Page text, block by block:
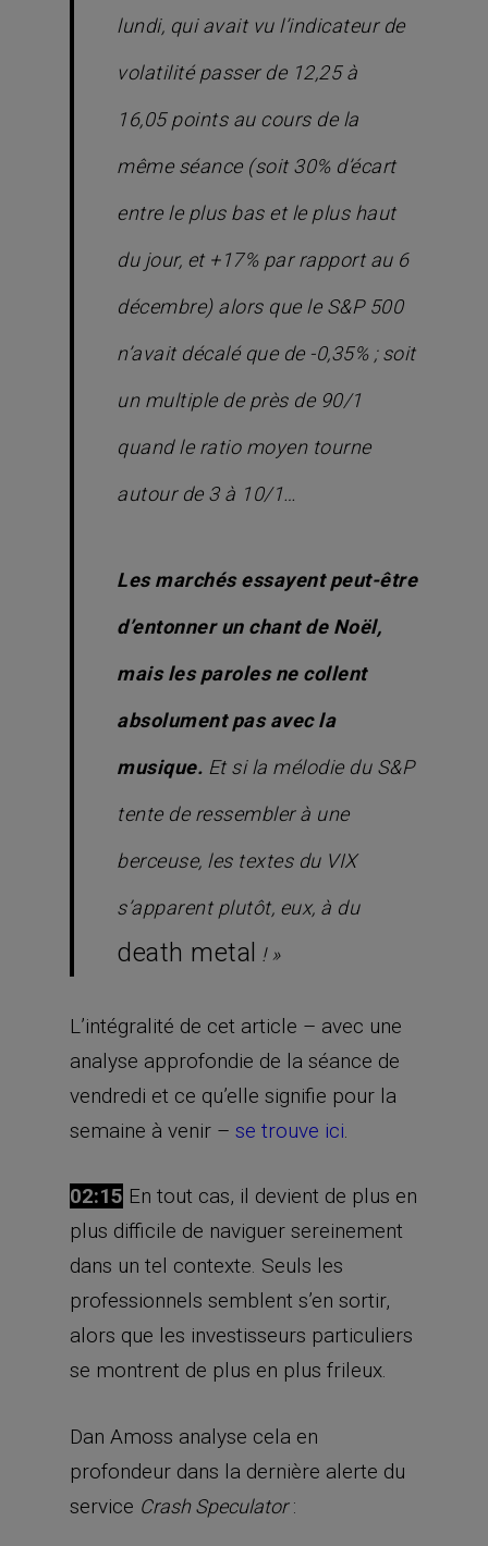
lundi, qui avait vu l’indicateur de
volatilité passer de 12,25 à
16,05 points au cours de la
même séance (soit 30% d’écart
entre le plus bas et le plus haut
du jour, et +17% par rapport au 6
décembre) alors que le S&P 500
n’avait décalé que de -0,35% ; soit
un multiple de près de 90/1
quand le ratio moyen tourne
autour de 3 à 10/1…
Les marchés essayent peut-être
d’entonner un chant de Noël,
mais les paroles ne collent
absolument pas avec la
musique. Et si la mélodie du S&P
tente de ressembler à une
berceuse, les textes du VIX
s’apparent plutôt, eux, à du
death metal ! »
L’intégralité de cet article – avec une
analyse approfondie de la séance de
vendredi et ce qu’elle signifie pour la
semaine à venir – se trouve ici
02:15 En tout cas, il devient de plus en
plus difficile de naviguer sereinement
dans un tel contexte. Seuls les
professionnels semblent s’en sortir,
alors que les investisseurs particuliers
se montrent de plus en plus frileux.
Dan Amoss analyse cela en
profondeur dans la dernière alerte du
service Crash Speculator: